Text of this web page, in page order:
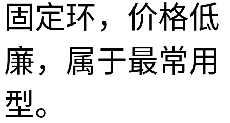
固定环，价格低
廉，属于最常用
型。